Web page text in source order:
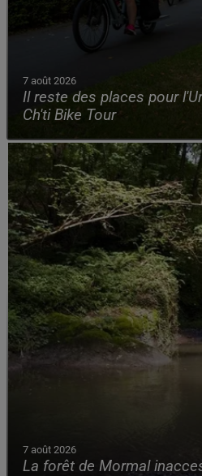
7 août 2026
Il reste des places pour
Ch'ti Bike Tour
7 août 2026
La forêt de Mormal